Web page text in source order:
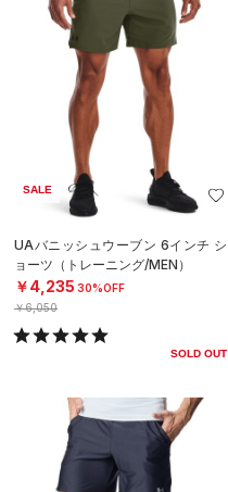
SALE
UAバニッシュウーブン 6インチ シ
ョーツ（トレーニング/MEN）
￥4,235 30%OFF
￥6,050
SOLD OUT